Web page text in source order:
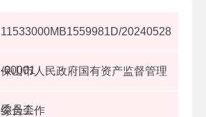
11533000MB1559981D/20240528
-00001
保山市人民政府国有资产监督管理
委员会
综合工作